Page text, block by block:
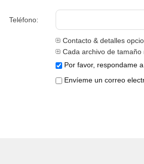
Teléfono:
Contacto & detalles
Cada archivo de tamaño
Por favor, respondame
Envíeme un correo